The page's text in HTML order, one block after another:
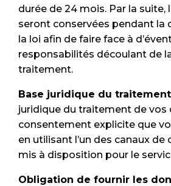
durée de 24 mois. Par la suite,
seront conservées pendant la
la loi afin de faire face à
responsabilités découlant de
traitement.
Base juridique du
juridique du traitement de vos
consentement explicite que
en utilisant l’un des canaux
mis à disposition pour le
Obligation de fournir les